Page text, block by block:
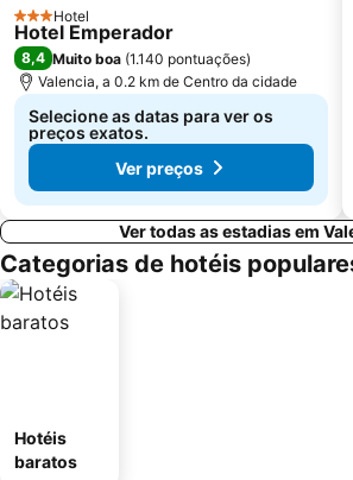
3 Estrelas
Hotel
Hotel Emperador
8,4 Muito boa (1.140 pontuações)
Valencia, a 0.2 km de Centro da cidade
Selecione as datas para ver os
preços exatos.
Ver preços
Ver todas as estadias em
Categorias de hotéis
Hotéis
baratos